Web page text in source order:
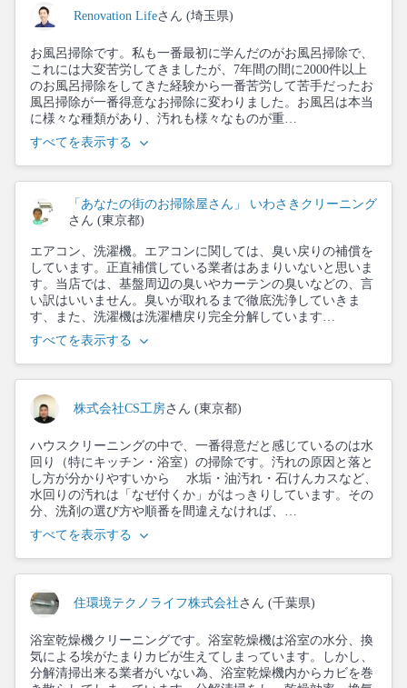
Renovation Lifeさん (埼玉県)
お風呂掃除です。私も一番最初に学んだのがお風呂掃除で、
これには大変苦労してきましたが、7年間の間に2000件以上
のお風呂掃除をしてきた経験から一番苦労して苦手だったお
風呂掃除が一番得意なお掃除に変わりました。お風呂は本当
に様々な種類があり、汚れも様々なものが重…
すべてを表示する
「あなたの街のお掃除屋さん」 いわさきクリーニング
さん (東京都)
エアコン、洗濯機。エアコンに関しては、臭い戻りの補償を
しています。正直補償している業者はあまりいないと思いま
す。当店では、基盤周辺の臭いやカーテンの臭いなどの、言
い訳はいいません。臭いが取れるまで徹底洗浄していきま
す、また、洗濯機は洗濯槽戻り完全分解しています…
すべてを表示する
株式会社CS工房さん (東京都)
ハウスクリーニングの中で、一番得意だと感じているのは水
回り（特にキッチン・浴室）の掃除です。汚れの原因と落と
し方が分かりやすいから 水垢・油汚れ・石けんカスなど、
水回りの汚れは「なぜ付くか」がはっきりしています。その
分、洗剤の選び方や順番を間違えなければ、…
すべてを表示する
住環境テクノライフ株式会社 さん (千葉県)
浴室乾燥機クリーニングです。浴室乾燥機は浴室の水分、換
気による埃がたまりカビが生えてしまっています。しかし、
分解清掃出来る業者がいない為、浴室乾燥機内からカビを巻